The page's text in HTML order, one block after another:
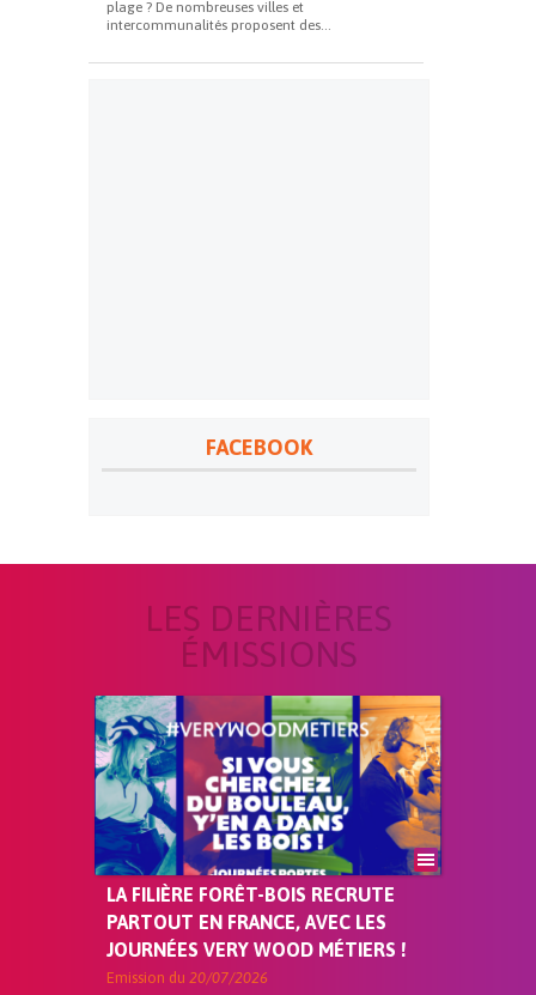
plage ? De nombreuses villes et
intercommunalités proposent des...
FACEBOOK
LES DERNIÈRES
ÉMISSIONS
LA FILIÈRE FORÊT-BOIS RECRUTE
PARTOUT EN FRANCE, AVEC LES
JOURNÉES VERY WOOD MÉTIERS !
Emission du 20/07/2026